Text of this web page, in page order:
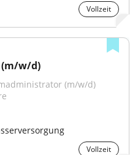
Vollzeit
(m/w/d)
Vollzeit